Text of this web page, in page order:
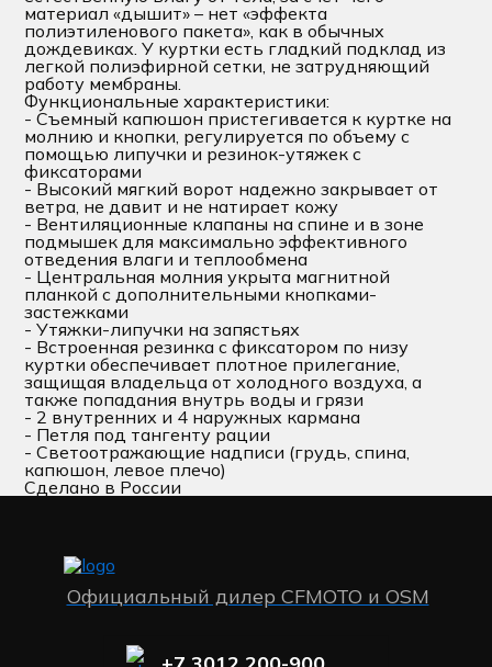
материал «дышит» – нет «эффекта
полиэтиленового пакета», как в обычных
дождевиках. У куртки есть гладкий подклад из
легкой полиэфирной сетки, не затрудняющий
работу мембраны.
Функциональные характеристики:
- Съемный капюшон пристегивается к куртке на
молнию и кнопки, регулируется по объему с
помощью липучки и резинок-утяжек с
фиксаторами
- Высокий мягкий ворот надежно закрывает от
ветра, не давит и не натирает кожу
- Вентиляционные клапаны на спине и в зоне
подмышек для максимально эффективного
отведения влаги и теплообмена
- Центральная молния укрыта магнитной
планкой с дополнительными кнопками-
застежками
- Утяжки-липучки на запястьях
- Встроенная резинка с фиксатором по низу
куртки обеспечивает плотное прилегание,
защищая владельца от холодного воздуха, а
также попадания внутрь воды и грязи
- 2 внутренних и 4 наружных кармана
- Петля под тангенту рации
- Светоотражающие надписи (грудь, спина,
капюшон, левое плечо)
Сделано в России
Официальный дилер CFMOTO и OSM